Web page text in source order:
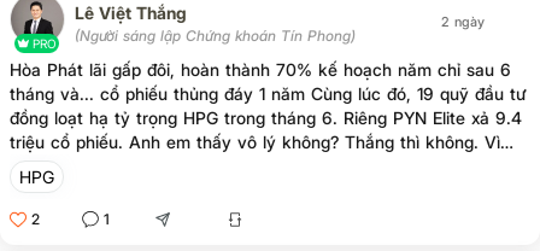
PRO
Lê Việt Thắng
(Người sáng lập Chứng khoán Tín Phong)
2 ngày
Hòa Phát lãi gấp đôi, hoàn thành 70% kế hoạch năm chỉ sau 6
tháng và... cổ phiếu thủng đáy 1 năm Cùng lúc đó, 19 quỹ đầu tư
đồng loạt hạ tỷ trọng HPG trong tháng 6. Riêng PYN Elite xả 9.4
triệu cổ phiếu. Anh em thấy vô lý không? Thắng thì không. Vì
con số 15,480 tỷ đồng lợi nhuận nửa đầu năm không đồng chất
như vẻ ngoài của nó. Anh em hình dung một quán phở đông
khách. Cuối năm chủ quán khoe lãi 2 tỷ, gấp đôi năm ngoái.
HPG
2 1